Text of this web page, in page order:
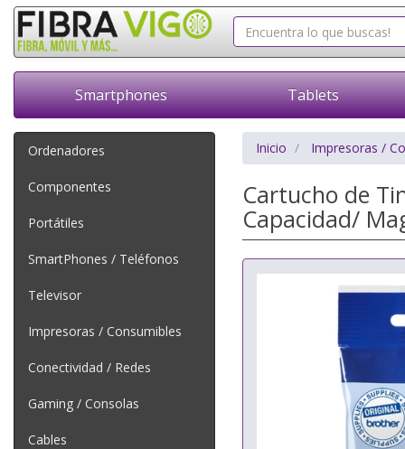
Smartphones Tablets
Ordenadores
Componentes
Portátiles
SmartPhones / Teléfonos
Televisor
Impresoras / Consumibles
Conectividad / Redes
Gaming / Consolas
Cables
Inicio Impresoras /
Cartucho de
Capacidad/